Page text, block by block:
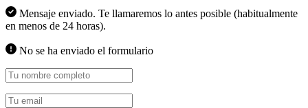
Mensaje enviado. Te llamaremos lo antes posible (habitualmente
en menos de 24 horas).
No se ha enviado el formulario